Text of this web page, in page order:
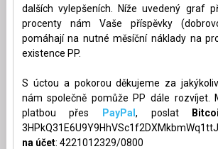
dalších vylepšeních. Níže uvedený graf
procenty nám Vaše příspěvky
pomáhají na nutné měsíční náklady na
existence PP.
S úctou a pokorou děkujeme za
nám společně pomůže PP dále rozvíjet.
platbou přes
PayPal, poslat
na účet: 4221012329/0800